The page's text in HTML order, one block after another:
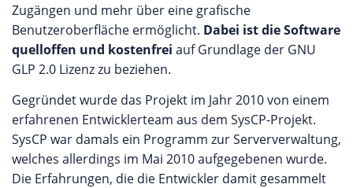
Zugängen und mehr über eine grafische
Benutzeroberfläche ermöglicht. Dabei ist die Software
quelloffen und kostenfrei auf Grundlage der GNU
GLP 2.0 Lizenz zu beziehen.
Gegründet wurde das Projekt im Jahr 2010 von einem
erfahrenen Entwicklerteam aus dem SysCP-Projekt.
SysCP war damals ein Programm zur Serververwaltung,
welches allerdings im Mai 2010 aufgegebenen wurde.
Die Erfahrungen, die die Entwickler damit gesammelt